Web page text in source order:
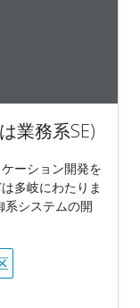
業務系SE)
ーション開発を
多岐にわたりま
系システムの開